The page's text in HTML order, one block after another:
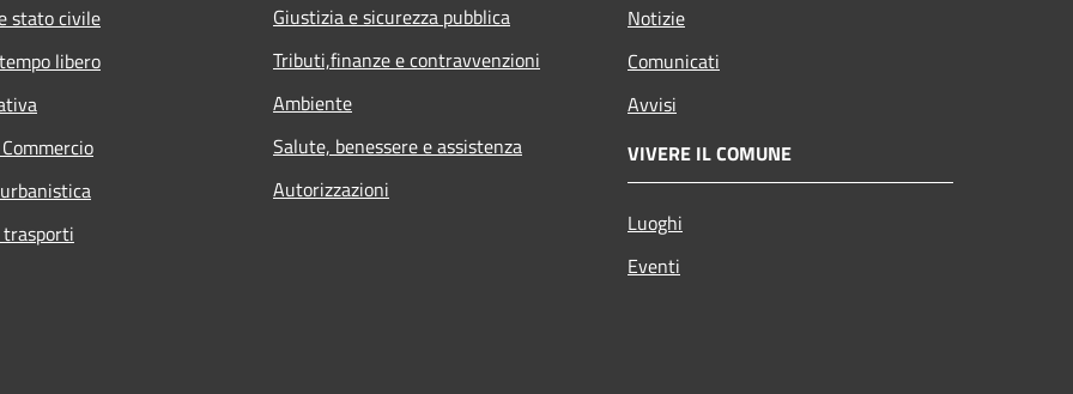
stato civile
libero
Giustizia e sicurezza pubblica
Tributi,finanze e contravvenzioni
Ambiente
Salute, benessere e assistenza
Autorizzazioni
Notizie
Comunicati
Avvisi
VIVERE IL COMUNE
Luoghi
Eventi